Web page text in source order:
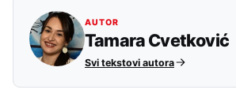
AUTOR
Tamara Cvetković
Svi tekstovi autora